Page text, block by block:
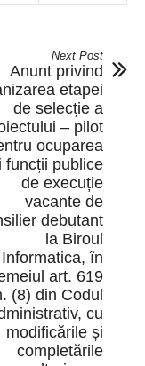
Next Post
Anunt privind
etapei
de selecție a
– pilot
ocuparea
funcții publice
de execuție
vacante de
debutant
la Biroul
Informatica, în
art. 619
(8) din Codul
cu
modificările și
completările